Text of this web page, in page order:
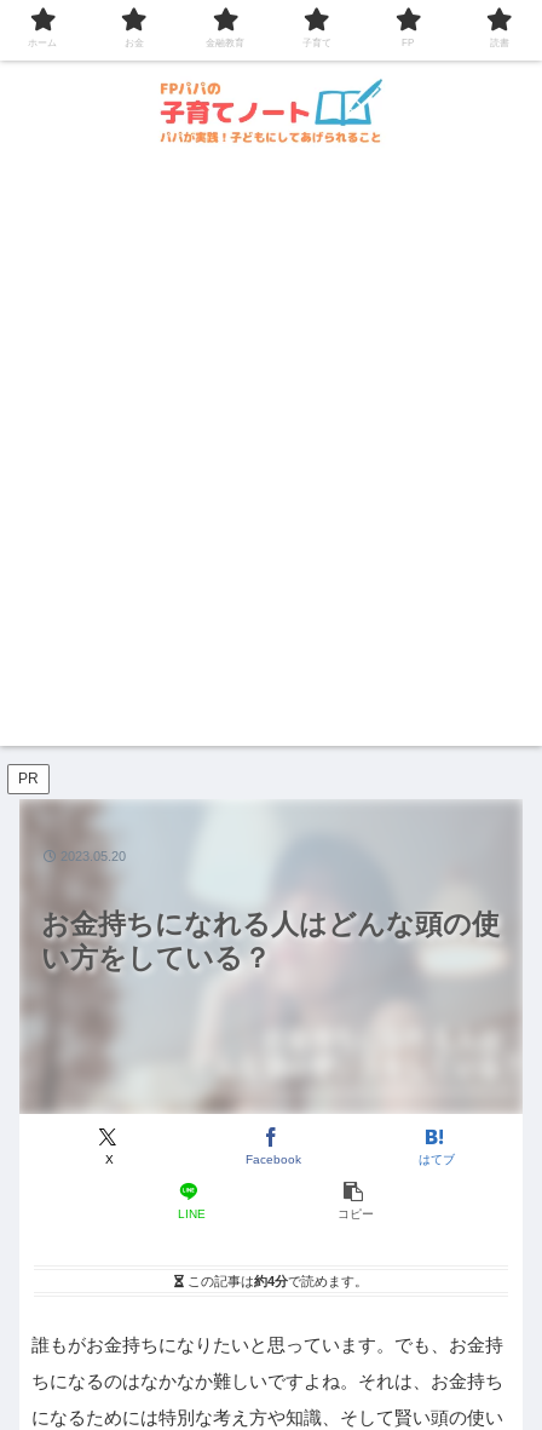
コンテンツへスキップ
PR
お金持ちになれる人はどんな頭の使
い方をしている？
X Facebook はてブ
LINE コピー
2023.05.20
この記事は約4分で読めます。
誰もがお金持ちになりたいと思っています。でも、お金持
ちになるのはなかなか難しいですよね。それは、お金持ち
になるためには特別な考え方や知識、そして賢い頭の使い
ホーム お金 金融教育 子育て FP 読書